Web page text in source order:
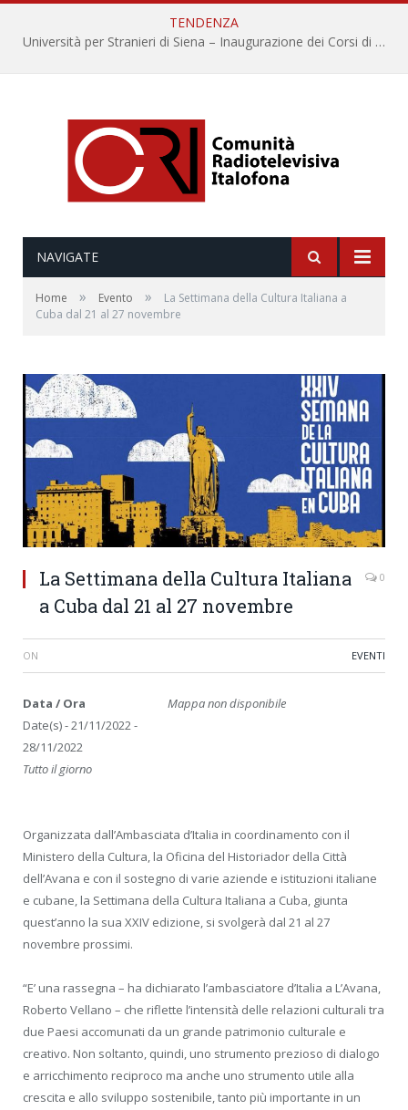
TENDENZA
Università per Stranieri di Siena – Inaugurazione dei Corsi di Lingua e Cultura Italiana, 109a annata
NAVIGATE
Home » Evento »
La Settimana della Cultura Italiana a
Cuba dal 21 al 27 novembre
La Settimana della Cultura Italiana
a Cuba dal 21 al 27 novembre
0
ON EVENTI
Mappa non disponibile
Data / Ora
Date(s) - 21/11/2022 -
28/11/2022
Tutto il giorno
Organizzata dall’Ambasciata d’Italia in coordinamento con il
Ministero della Cultura, la Oficina del Historiador della Città
dell’Avana e con il sostegno di varie aziende e istituzioni italiane
e cubane, la Settimana della Cultura Italiana a Cuba, giunta
quest’anno la sua XXIV edizione, si svolgerà dal 21 al 27
novembre prossimi.
“E’ una rassegna – ha dichiarato l’ambasciatore d’Italia a L’Avana,
Roberto Vellano – che riflette l’intensità delle relazioni culturali tra
due Paesi accomunati da un grande patrimonio culturale e
creativo. Non soltanto, quindi, uno strumento prezioso di dialogo
e arricchimento reciproco ma anche uno strumento utile alla
crescita e allo sviluppo sostenibile, tanto più importante in un